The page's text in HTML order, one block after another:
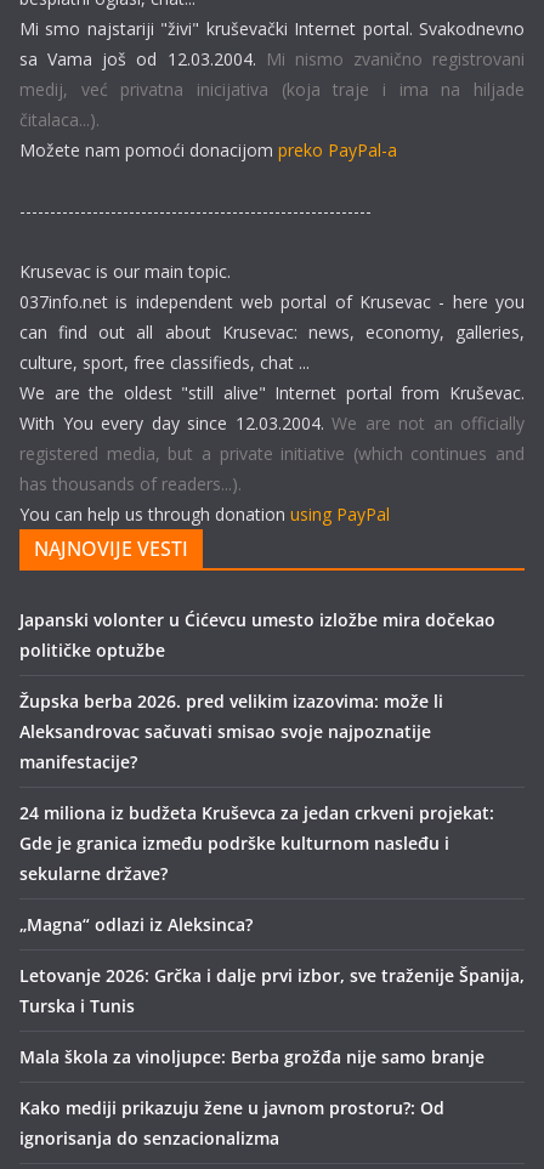
Mi smo najstariji "živi" kruševački Internet portal. Svakodnevno
sa Vama još od 12.03.2004. Mi nismo zvanično registrovani
medij, već privatna inicijativa (koja traje i ima na hiljade
čitalaca...).
Možete nam pomoći donacijom preko PayPal-a
----------------------------------------------------------
Krusevac is our main topic.
037info.net is independent web portal of Krusevac - here you
can find out all about Krusevac: news, economy, galleries,
culture, sport, free classifieds, chat ...
We are the oldest "still alive" Internet portal from Kruševac.
With You every day since 12.03.2004. We are not an officially
registered media, but a private initiative (which continues and
has thousands of readers...).
You can help us through donation using PayPal
NAJNOVIJE VESTI
Japanski volonter u Ćićevcu umesto izložbe mira dočekao
političke optužbe
Župska berba 2026. pred velikim izazovima: može li
Aleksandrovac sačuvati smisao svoje najpoznatije
manifestacije?
24 miliona iz budžeta Kruševca za jedan crkveni projekat:
Gde je granica između podrške kulturnom nasleđu i
sekularne države?
„Magna“ odlazi iz Aleksinca?
Letovanje 2026: Grčka i dalje prvi izbor, sve traženije Španija,
Turska i Tunis
Mala škola za vinoljupce: Berba grožđa nije samo branje
Kako mediji prikazuju žene u javnom prostoru?: Od
ignorisanja do senzacionalizma